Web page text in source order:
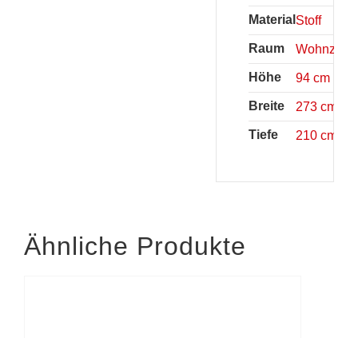
Material Stoff
Raum
Höhe 94 cm
Breite 273 cm
Tiefe 210 cm
Ähnliche Produkte